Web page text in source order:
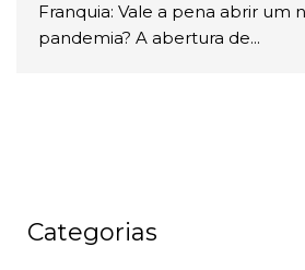
Franquia: Vale a pena abrir um
pandemia? A abertura de...
Categorias